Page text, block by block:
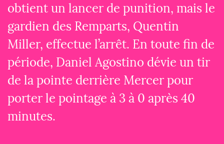
obtient un lancer de punition, mais le
gardien des Remparts, Quentin
Miller, effectue l’arrêt. En toute fin de
période, Daniel Agostino dévie un tir
de la pointe derrière Mercer pour
porter le pointage à 3 à 0 après 40
minutes.